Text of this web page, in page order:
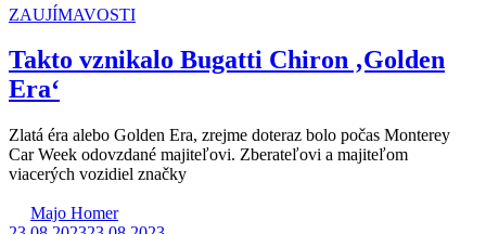
ZAUJÍMAVOSTI
Takto vznikalo Bugatti Chiron ‚Golden
Era‘
Zlatá éra alebo Golden Era, zrejme doteraz bolo počas Monterey
Car Week odovzdané majiteľovi. Zberateľovi a majiteľom
viacerých vozidiel značky
Majo Homer